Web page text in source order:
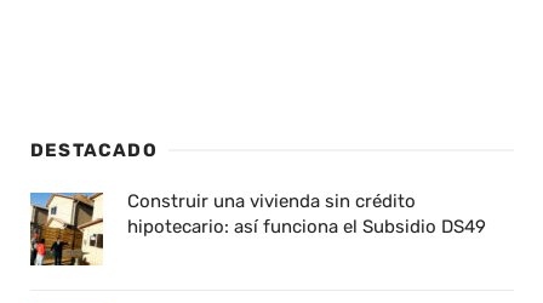
DESTACADO
Construir una vivienda sin crédito
hipotecario: así funciona el Subsidio DS49